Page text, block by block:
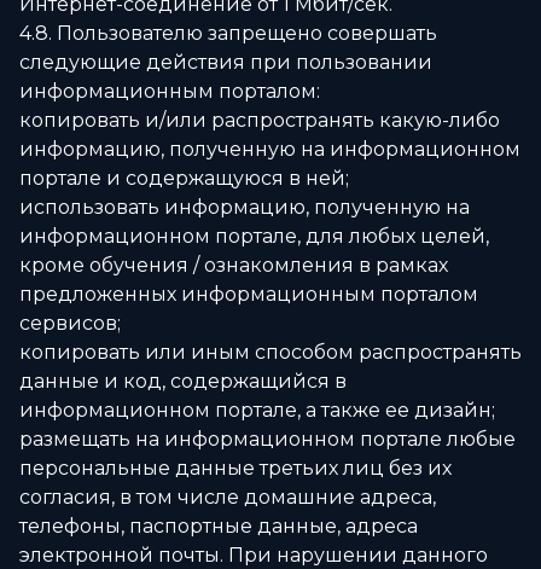
Интернет-соединение от 1 Мбит/сек.
4.8. Пользователю запрещено совершать
следующие действия при пользовании
информационным порталом:
копировать и/или распространять какую-либо
информацию, полученную на информационном
портале и содержащуюся в ней;
использовать информацию, полученную на
информационном портале, для любых целей,
кроме обучения / ознакомления в рамках
предложенных информационным порталом
сервисов;
копировать или иным способом распространять
данные и код, содержащийся в
информационном портале, а также ее дизайн;
размещать на информационном портале любые
персональные данные третьих лиц без их
согласия, в том числе домашние адреса,
телефоны, паспортные данные, адреса
электронной почты. При нарушении данного